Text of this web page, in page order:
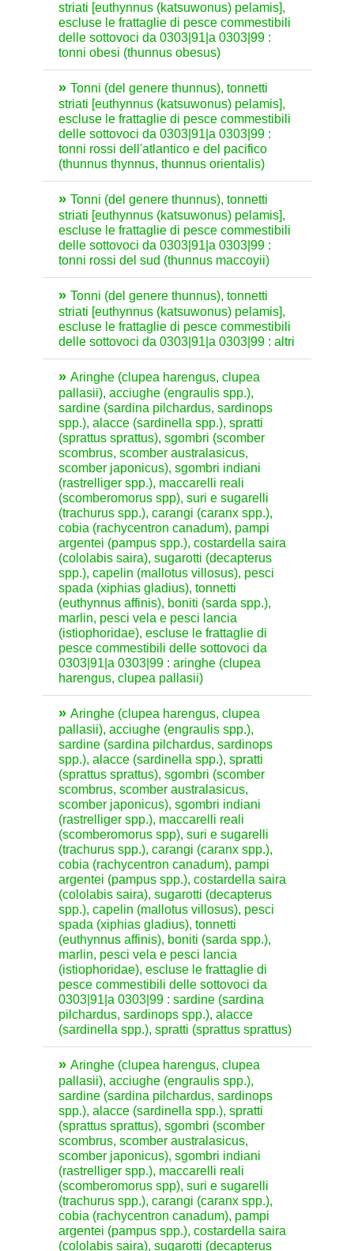
striati [euthynnus (katsuwonus) pelamis],
escluse le frattaglie di pesce commestibili
delle sottovoci da 0303|91|a 0303|99 :
tonni obesi (thunnus obesus)
Tonni (del genere thunnus), tonnetti
striati [euthynnus (katsuwonus) pelamis],
escluse le frattaglie di pesce commestibili
delle sottovoci da 0303|91|a 0303|99 :
tonni rossi dell'atlantico e del pacifico
(thunnus thynnus, thunnus orientalis)
Tonni (del genere thunnus), tonnetti
striati [euthynnus (katsuwonus) pelamis],
escluse le frattaglie di pesce commestibili
delle sottovoci da 0303|91|a 0303|99 :
tonni rossi del sud (thunnus maccoyii)
Tonni (del genere thunnus), tonnetti
striati [euthynnus (katsuwonus) pelamis],
escluse le frattaglie di pesce commestibili
delle sottovoci da 0303|91|a 0303|99 : altri
Aringhe (clupea harengus, clupea
pallasii), acciughe (engraulis spp.),
sardine (sardina pilchardus, sardinops
spp.), alacce (sardinella spp.), spratti
(sprattus sprattus), sgombri (scomber
scombrus, scomber australasicus,
scomber japonicus), sgombri indiani
(rastrelliger spp.), maccarelli reali
(scomberomorus spp), suri e sugarelli
(trachurus spp.), carangi (caranx spp.),
cobia (rachycentron canadum), pampi
argentei (pampus spp.), costardella saira
(cololabis saira), sugarotti (decapterus
spp.), capelin (mallotus villosus), pesci
spada (xiphias gladius), tonnetti
(euthynnus affinis), boniti (sarda spp.),
marlin, pesci vela e pesci lancia
(istiophoridae), escluse le frattaglie di
pesce commestibili delle sottovoci da
0303|91|a 0303|99 : aringhe (clupea
harengus, clupea pallasii)
Aringhe (clupea harengus, clupea
pallasii), acciughe (engraulis spp.),
sardine (sardina pilchardus, sardinops
spp.), alacce (sardinella spp.), spratti
(sprattus sprattus), sgombri (scomber
scombrus, scomber australasicus,
scomber japonicus), sgombri indiani
(rastrelliger spp.), maccarelli reali
(scomberomorus spp), suri e sugarelli
(trachurus spp.), carangi (caranx spp.),
cobia (rachycentron canadum), pampi
argentei (pampus spp.), costardella saira
(cololabis saira), sugarotti (decapterus
spp.), capelin (mallotus villosus), pesci
spada (xiphias gladius), tonnetti
(euthynnus affinis), boniti (sarda spp.),
marlin, pesci vela e pesci lancia
(istiophoridae), escluse le frattaglie di
pesce commestibili delle sottovoci da
0303|91|a 0303|99 : sardine (sardina
pilchardus, sardinops spp.), alacce
(sardinella spp.), spratti (sprattus sprattus)
Aringhe (clupea harengus, clupea
pallasii), acciughe (engraulis spp.),
sardine (sardina pilchardus, sardinops
spp.), alacce (sardinella spp.), spratti
(sprattus sprattus), sgombri (scomber
scombrus, scomber australasicus,
scomber japonicus), sgombri indiani
(rastrelliger spp.), maccarelli reali
(scomberomorus spp), suri e sugarelli
(trachurus spp.), carangi (caranx spp.),
cobia (rachycentron canadum), pampi
argentei (pampus spp.), costardella saira
(cololabis saira), sugarotti (decapterus